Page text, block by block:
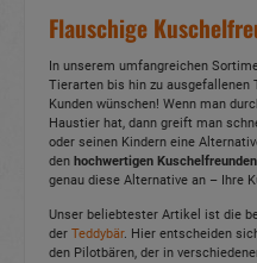
Flauschige
In unserem umfangreichen
Tierarten bis hin zu ausgefallenen
Kunden wünschen! Wenn man
Haustier hat, dann greift man
oder seinen Kindern eine
den hochwertigen Kuschelfreunden
genau diese Alternative an – Ihre
Unser beliebtester Artikel ist die
der Teddybär. Hier entscheiden
den Pilotbären, der in